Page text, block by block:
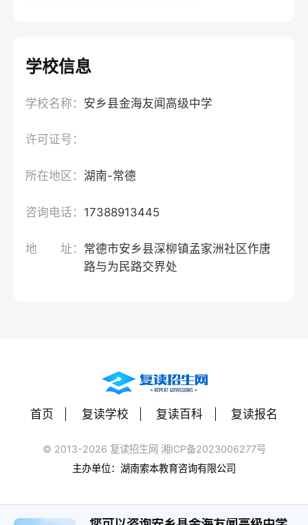
学校信息
学校名称： 安乡县金海友闻高级中学
许可证号：
所在地区：湖南-常德
咨询电话： 17388913445
地 址： 常德市安乡县深柳镇孟家洲社区作唐
路与为民路交界处
首页 复读学校 复读百科 复读报名
© 2013-2026 复读招生网 湘ICP备2023006277号
主办单位：湖南索本教育咨询有限公司